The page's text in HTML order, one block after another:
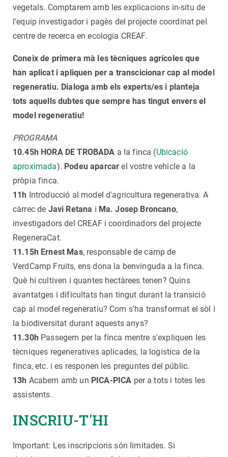
vegetals. Comptarem amb les explicacions in-situ de
l'equip investigador i pagès del projecte coordinat pel
centre de recerca en ecologia CREAF.
Coneix de primera mà les tècniques agrícoles que
han aplicat i apliquen per a transcicionar cap al model
regeneratiu. Dialoga amb els experts/es i planteja
tots aquells dubtes que sempre has tingut envers el
model regeneratiu!
PROGRAMA
10.45h HORA DE TROBADA a la finca (Ubicació
aproximada). Podeu aparcar el vostre vehicle a la
pròpia finca.
11h Introducció al model d'agricultura regenerativa. A
càrrec de Javi Retana i Ma. Josep Broncano,
investigadors del CREAF i coordinadors del projecte
RegeneraCat.
11.15h Ernest Mas, responsable de camp de
VerdCamp Fruits, ens dona la benvinguda a la finca.
Què hi cultiven i quantes hectàrees tenen? Quins
avantatges i dificultats han tingut durant la transició
cap al model regeneratiu? Com s'ha transformat el sòl i
la biodiversitat durant aquests anys?
11.30hPassegem per la finca mentre s'expliquen les
tècniques regeneratives aplicades, la logística de la
finca, etc. i es responen les preguntes del públic.
13h Acabem amb un PICA-PICA per a tots i totes les
assistents.
INSCRIU-T'HI
Important: Les inscripcions són limitades. Si